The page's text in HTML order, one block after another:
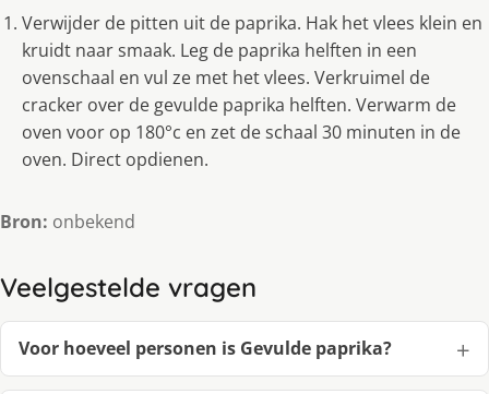
Verwijder de pitten uit de paprika. Hak het vlees klein en
kruidt naar smaak. Leg de paprika helften in een
ovenschaal en vul ze met het vlees. Verkruimel de
cracker over de gevulde paprika helften. Verwarm de
oven voor op 180°c en zet de schaal 30 minuten in de
oven. Direct opdienen.
Bron: onbekend
Veelgestelde vragen
Voor hoeveel personen is Gevulde paprika?